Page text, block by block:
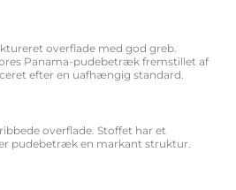
overflade med god greb.
Panama-pudebetræk fremstillet af
efter en uafhængig standard.
overflade. Stoffet har et
pudebetræk en markant struktur.